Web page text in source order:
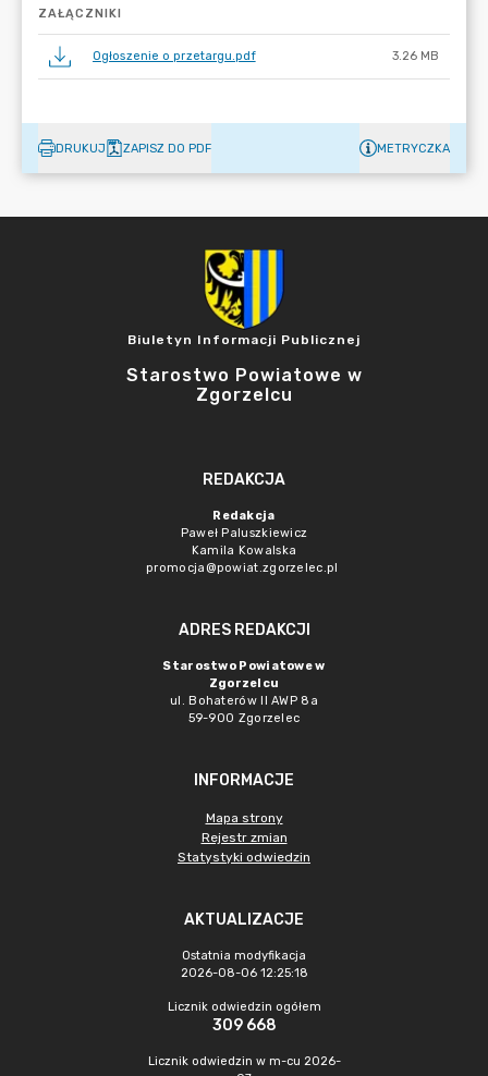
ZAŁĄCZNIKI
Ogłoszenie o przetargu.pdf 3.26 MB
DRUKUJ ZAPISZ DO PDF METRYCZKA
Biuletyn Informacji Publicznej
Starostwo Powiatowe w
Zgorzelcu
REDAKCJA
Redakcja
Paweł Paluszkiewicz
Kamila Kowalska
promocja@powiat.zgorzelec.pl
ADRES REDAKCJI
Starostwo Powiatowe w
Zgorzelcu
ul. Bohaterów II AWP 8a
59-900 Zgorzelec
INFORMACJE
Mapa strony
Rejestr zmian
Statystyki odwiedzin
AKTUALIZACJE
Ostatnia modyfikacja
2026-08-06 12:25:18
Licznik odwiedzin ogółem
309 668
Licznik odwiedzin w m-cu 2026-